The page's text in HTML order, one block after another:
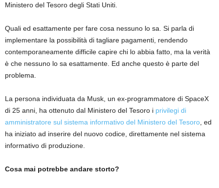
Ministero del Tesoro degli Stati Uniti.
Quali ed esattamente per fare cosa nessuno lo sa. Si parla di
implementare la possibilità di tagliare pagamenti, rendendo
contemporaneamente difficile capire chi lo abbia fatto, ma la verità
è che nessuno lo sa esattamente. Ed anche questo è parte del
problema.
La persona individuata da Musk, un ex-programmatore di SpaceX
di 25 anni, ha ottenuto dal Ministero del Tesoro i privilegi di
amministratore sul sistema informativo del Ministero del Tesoro , ed
ha iniziato ad inserire del nuovo codice, direttamente nel sistema
informativo di produzione.
Cosa mai potrebbe andare storto?